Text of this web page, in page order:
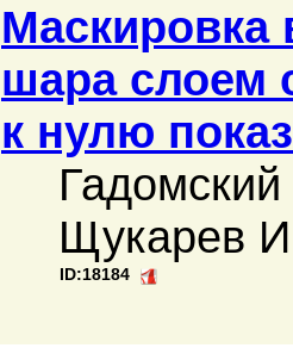
Маскировка
шара слоем
к нулю
Щукарев
ID:18184